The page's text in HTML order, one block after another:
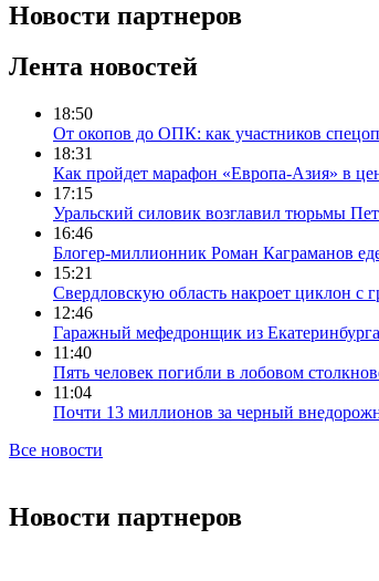
Новости партнеров
Лента новостей
18:50
От окопов до ОПК: как участников
18:31
Как пройдет марафон «Европа-Азия» в
17:15
Уральский силовик возглавил тюрьмы
16:46
Блогер-миллионник Роман Каграманов
15:21
Свердловскую область накроет циклон с
12:46
Гаражный мефедронщик из
11:40
Пять человек погибли в лобовом
11:04
Почти 13 миллионов за черный
Все новости
Новости партнеров